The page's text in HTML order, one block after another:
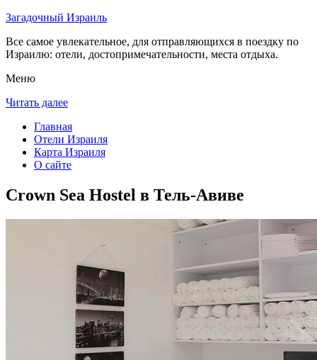
Загадочный Израиль
Все самое увлекательное, для отправляющихся в поездку по
Израилю: отели, достопримечательности, места отдыха.
Меню
Читать далее
Главная
Отели Израиля
Карта Израиля
О сайте
Crown Sea Hostel в Тель-Авиве